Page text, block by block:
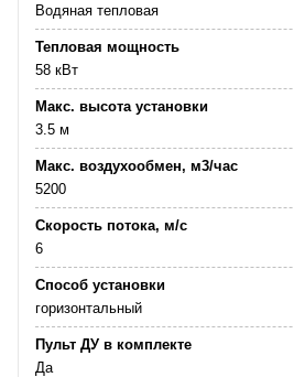
Водяная тепловая
Тепловая мощность
58 кВт
Макс. высота установки
3.5 м
Макс. воздухообмен, м3/час
5200
Скорость потока, м/с
6
Способ установки
горизонтальный
Пульт ДУ в комплекте
Да